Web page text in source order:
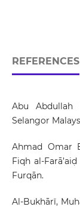
REFERENCES
Abu Abdullah
Selangor
Ahmad Omar
Fiqh al-
Furqān.
Al-Bukhārī,